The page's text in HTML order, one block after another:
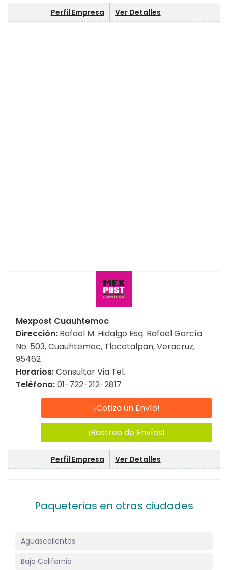
Perfil Empresa Ver Detalles
Mexpost Cuauhtemoc
Dirección: Rafael M. Hidalgo Esq. Rafael García
No. 503, Cuauhtemoc, Tlacotalpan, Veracruz,
95462
Horarios:Consultar Via Tel.
Teléfono:01-722-212-2817
¡Cotiza un Envío!
¡Rastreo de Envíos!
Perfil Empresa Ver Detalles
Paqueterias en otras ciudades
Aguascalientes
Baja California